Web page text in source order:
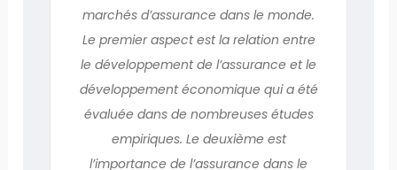
marchés d’assurance dans le monde.
Le premier aspect est la relation entre
le développement de l’assurance et le
développement économique qui a été
évaluée dans de nombreuses études
empiriques. Le deuxième est
l’importance de l’assurance dans le